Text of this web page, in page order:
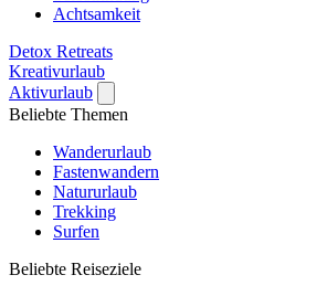
Achtsamkeit
Detox Retreats
Kreativurlaub
Aktivurlaub
Beliebte Themen
Wanderurlaub
Fastenwandern
Natururlaub
Trekking
Surfen
Beliebte Reiseziele